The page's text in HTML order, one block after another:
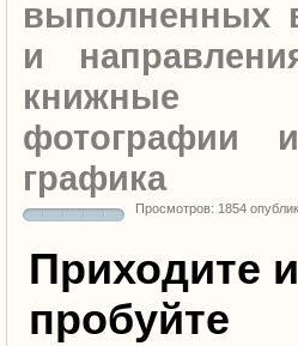
выполненных
и
книжные
фотографии
графика
Просмотров: 1854
Приходите и
пробуйте